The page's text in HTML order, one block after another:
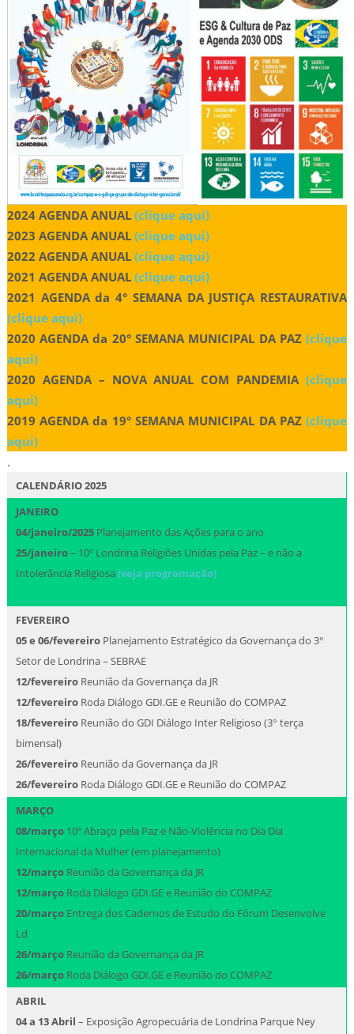
2024 AGENDA ANUAL (clique aqui)
2023 AGENDA ANUAL (clique aqui)
2022 AGENDA ANUAL (clique aqui)
2021 AGENDA ANUAL (clique aqui)
2021 AGENDA da 4° SEMANA DA JUSTIÇA RESTAURATIVA
(clique aqui)
2020 AGENDA da 20° SEMANA MUNICIPAL DA PAZ(clique
aqui)
2020 AGENDA – NOVA ANUAL COM PANDEMIA (clique
aqui)
2019 AGENDA da 19° SEMANA MUNICIPAL DA PAZ(clique
aqui)
.
CALENDÁRIO 2025
JANEIRO
04/janeiro/2025Planejamento das Ações para o ano
25/janeiro– 10º Londrina Religiões Unidas pela Paz – e não a
Intolerância Religiosa (veja programação)
FEVEREIRO
05 e 06/fevereiroPlanejamento Estratégico da Governança do 3°
Setor de Londrina – SEBRAE
12/fevereiroReunião da Governança da JR
12/fevereiro Roda Diálogo GDI.GE e Reunião do COMPAZ
18/fevereiroReunião do GDI Diálogo Inter Religioso (3° terça
bimensal)
26/fevereiroReunião da Governança da JR
26/fevereiro Roda Diálogo GDI.GE e Reunião do COMPAZ
MARÇO
08/março10º Abraço pela Paz e Não-Violência no Dia Dia
Internacional da Mulher (em planejamento)
12/marçoReunião da Governança da JR
12/março Roda Diálogo GDI.GE e Reunião do COMPAZ
20/marçoEntrega dos Cadernos de Estudo do Fórum Desenvolve
Ld
26/marçoReunião da Governança da JR
26/marçoRoda Diálogo GDI.GE e Reunião do COMPAZ
ABRIL
04 a 13 Abril – Exposição Agropecuária de Londrina Parque Ney